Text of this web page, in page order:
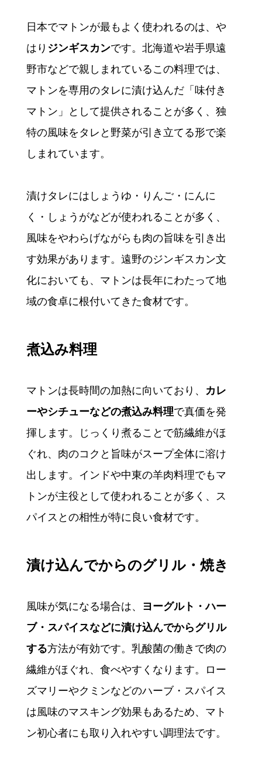
日本でマトンが最もよく使われるのは、や
はり ジンギスカンです。北海道や岩手県遠
野市などで親しまれているこの料理では、
マトンを専用のタレに漬け込んだ「味付き
マトン」として提供されることが多く、独
特の風味をタレと野菜が引き立てる形で楽
しまれています。
漬けタレにはしょうゆ・りんご・にんに
く・しょうがなどが使われることが多く、
風味をやわらげながらも肉の旨味を引き出
す効果があります。遠野のジンギスカン文
化においても、マトンは長年にわたって地
域の食卓に根付いてきた食材です。
煮込み料理
マトンは長時間の加熱に向いており、
カレ
ーやシチューなどの煮込み料理で真価を発
揮します。じっくり煮ることで筋繊維がほ
ぐれ、肉のコクと旨味がスープ全体に溶け
出します。インドや中東の羊肉料理でもマ
トンが主役として使われることが多く、ス
パイスとの相性が特に良い食材です。
漬け込んでからのグリル・焼き
風味が気になる場合は、
ヨーグルト・ハー
ブ・スパイスなどに漬け込んでからグリル
する方法が有効です。乳酸菌の働きで肉の
繊維がほぐれ、食べやすくなります。ロー
ズマリーやクミンなどのハーブ・スパイス
は風味のマスキング効果もあるため、マト
ン初心者にも取り入れやすい調理法です。